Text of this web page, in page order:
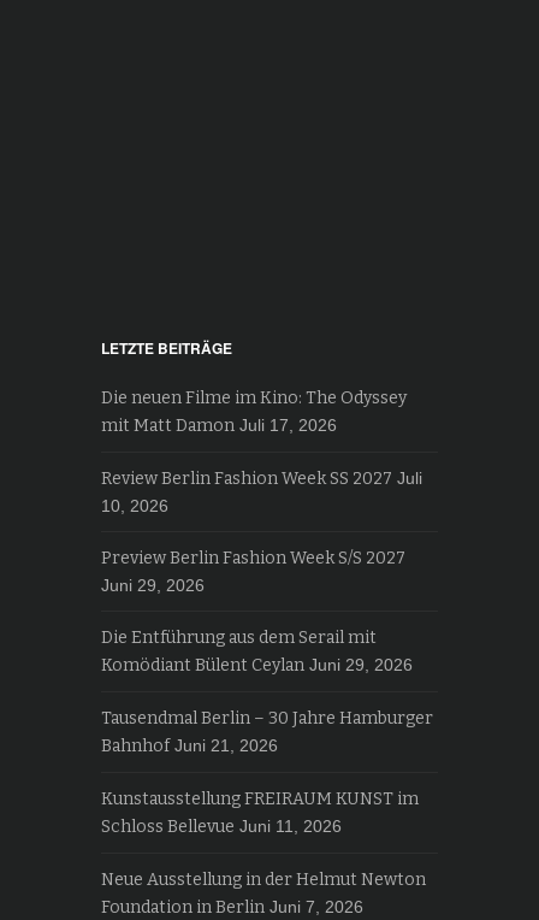
LETZTE BEITRÄGE
Die neuen Filme im Kino: The Odyssey
mit Matt Damon Juli 17, 2026
Review Berlin Fashion Week SS 2027 Juli
10, 2026
Preview Berlin Fashion Week S/S 2027
Juni 29, 2026
Die Entführung aus dem Serail mit
Komödiant Bülent Ceylan Juni 29, 2026
Tausendmal Berlin – 30 Jahre Hamburger
Bahnhof Juni 21, 2026
Kunstausstellung FREIRAUM KUNST im
Schloss Bellevue Juni 11, 2026
Neue Ausstellung in der Helmut Newton
Foundation in Berlin Juni 7, 2026